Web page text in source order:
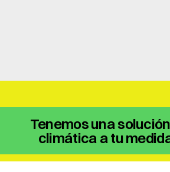
Tenemos una solución
climática a tu